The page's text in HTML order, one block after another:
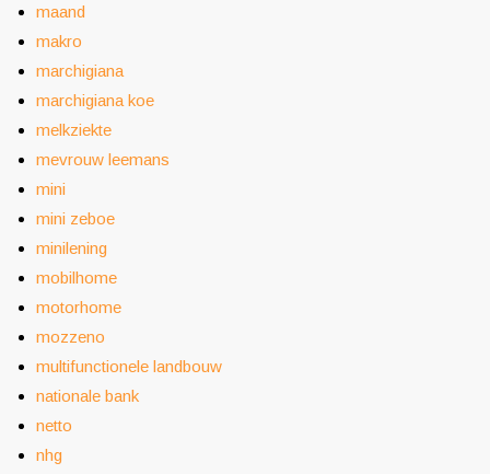
maand
makro
marchigiana
marchigiana koe
melkziekte
mevrouw leemans
mini
mini zeboe
minilening
mobilhome
motorhome
mozzeno
multifunctionele landbouw
nationale bank
netto
nhg